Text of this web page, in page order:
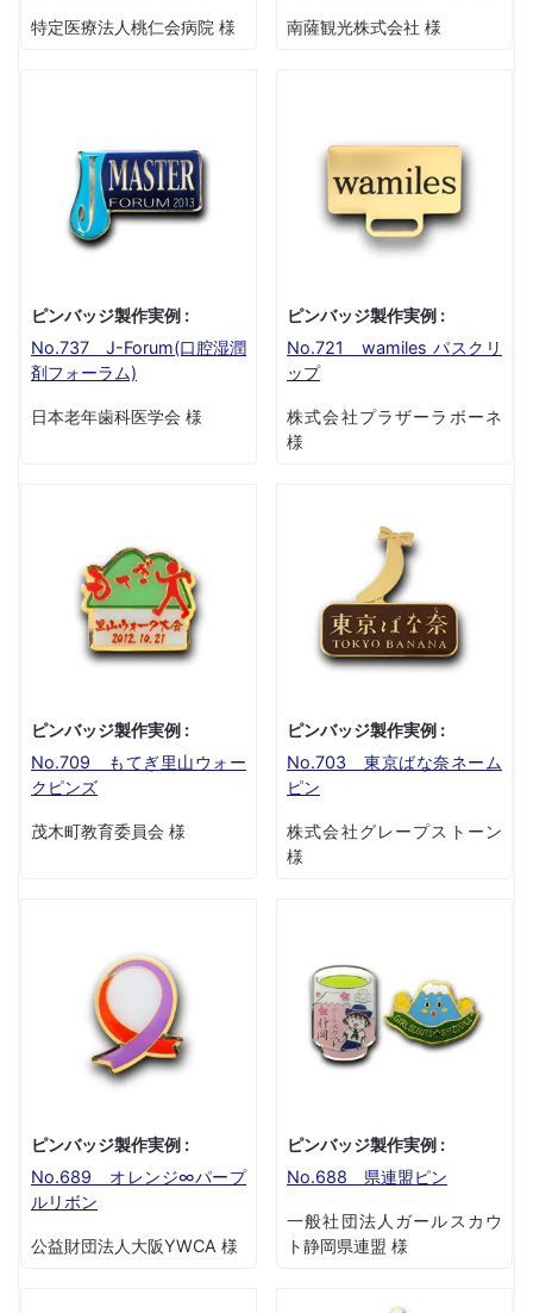
特定医療法人桃仁会病院 様 南薩観光株式会社 様
ピンバッジ製作実例 :
No.737 J-Forum(口腔湿潤
剤フォーラム)
日本老年歯科医学会 様
ピンバッジ製作実例 :
No.721 wamiles パスクリ
ップ
株式会社プラザーラボーネ
様
ピンバッジ製作実例 :
No.709 もてぎ里山ウォー
クピンズ
茂木町教育委員会 様
ピンバッジ製作実例 :
No.703 東京ばな奈ネーム
ピン
株式会社グレープストーン
様
ピンバッジ製作実例 :
No.689 オレンジ∞パープ
ルリボン
公益財団法人大阪YWCA 様
ピンバッジ製作実例 :
No.688 県連盟ピン
一般社団法人ガールスカウ
ト静岡県連盟 様